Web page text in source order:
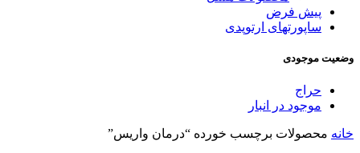
پیش فرض
ساپورتهای ارتوپدی
وضعیت موجودی
حراج
موجود در انبار
خانه محصولات برچسب خورده “درمان واریس”